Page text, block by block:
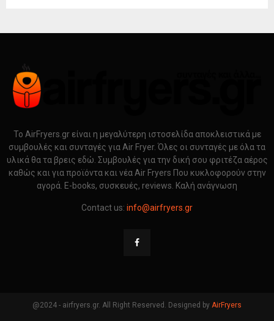
Το AirFryers.gr είναι η μεγαλύτερη ιστοσελίδα αποκλειστικά με
συμβουλές και συνταγές για Air Fryer. Όλες οι συνταγές με όλα τα
υλικά θα τα βρεις εδώ. Συμβουλές για την δική σου φριτέζα αέρος
καθώς και για προϊόντα και νέα Air Fryers Που κυκλοφορούν στην
αγορά. E-books, συσκευές, reviews. Καλή ανάγνωση
Contact us: info@airfryers.gr
@2024 - airfryers.gr. All Right Reserved. Designed by AirFryers